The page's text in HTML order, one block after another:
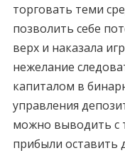
торговать теми
позволить себе
верх и наказала
нежелание
капиталом в
управления
можно выводить с
прибыли оставить